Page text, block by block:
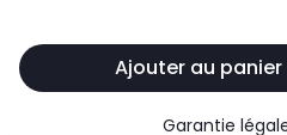
Ajouter au panier
Garantie